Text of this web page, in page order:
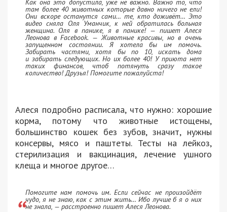
Как она это допустила, уже не важно. Важно то, что
там более 40 животных которые давно ничего не ели!
Они вскоре останутся сами… те, кто доживëт… Это
видео сняла Оля Уманчик, к ней обратилась больная
женщина. Оля в панике, я в панике! — пишет Алеся
Леонова в Facebook. — Животные красивы, но в очень
запущенном состоянии. Я хотела бы им помочь.
Забирать частями, хотя бы по 10, искать дома
и забирать следующих. Но их более 40! У приюта нет
таких финансов, чтоб потянуть сразу такое
количество! Друзья! Помогите пожалуйста!
Алеся подробно расписала, что нужно: хорошие
корма, потому что животные истощены,
большинство кошек без зубов, значит, нужны
консервы, мясо и паштеты. Тесты на лейкоз,
стерилизация и вакцинация, лечение ушного
клеща и многое другое…
Помогите нам помочь им. Если сейчас не произойдёт
чудо, я не знаю, как с этим жить… Ибо лучше б я о них
не знала, — расстроенно пишет Алеся Леонова.